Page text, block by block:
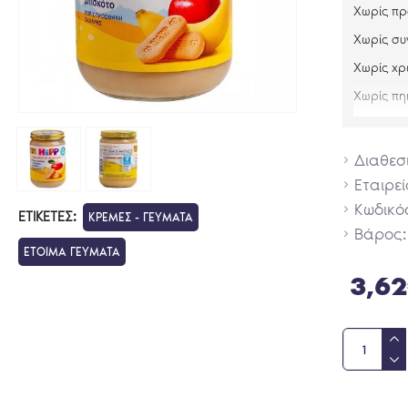
ΕΤΙΚΈΤΕΣ: ΚΡΕΜΕΣ - ΓΕΥΜΑΤΑ
ΕΤΟΙΜΑ ΓΕΥΜΑΤΑ
Χωρίς
Χωρίς
Χωρίς
Χωρίς
Τρόπος
Ως
Πάρτε
Χωρίς
Βάρος: